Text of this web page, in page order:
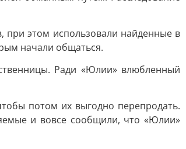
при этом использовали найденные в
начали общаться.
Ради «Юлии» влюбленный
потом их выгодно перепродать.
и вовсе сообщили, что «Юлии»